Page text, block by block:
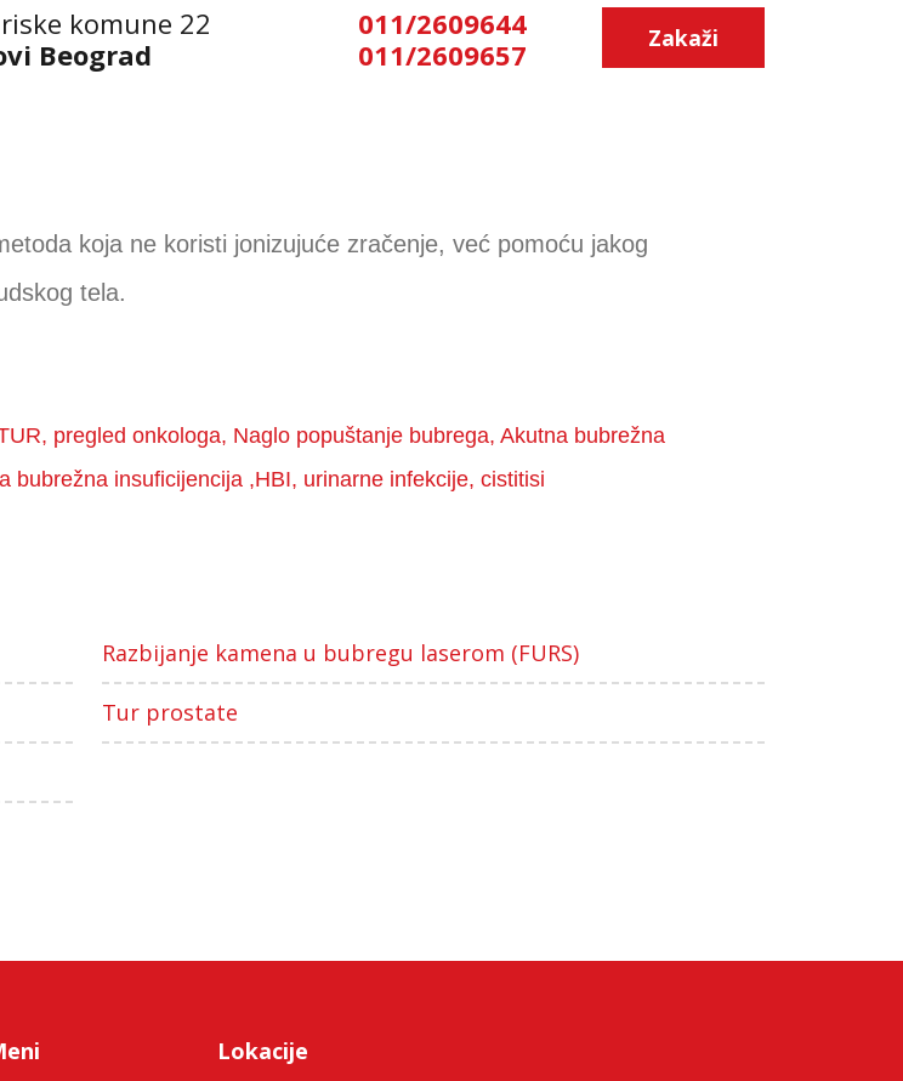
komune 22
Beograd
011/2609644
011/2609657
Zakaži
koja ne koristi jonizujuće zračenje, već pomoću jakog
tela.
pregled onkologa, Naglo popuštanje bubrega, Akutna bubrežna
bubrežna insuficijencija ,HBI, urinarne infekcije, cistitisi
Razbijanje kamena u bubregu laserom (FURS)
Tur prostate
Lokacije